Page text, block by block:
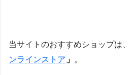
当サイトのおすすめショップは、
ンラインストア 」 。